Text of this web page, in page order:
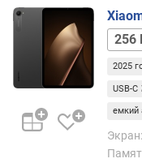
я
м
ь
(
512 ГБ
2025
USB-C
емкий
Экран: